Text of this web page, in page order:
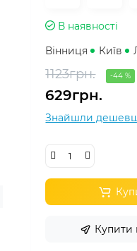
В наявності
Вінниця
Київ
1123грн. -44 %
629грн.
Знайшли
Купити